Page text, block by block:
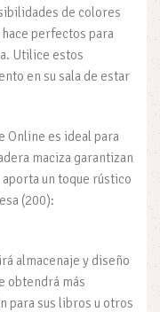
de colores
perfectos para
Utilice estos
en su sala de estar
Online es ideal para
maciza garantizan
un toque rústico
(200):
almacenaje y diseño
obtendrá más
para sus libros u otros